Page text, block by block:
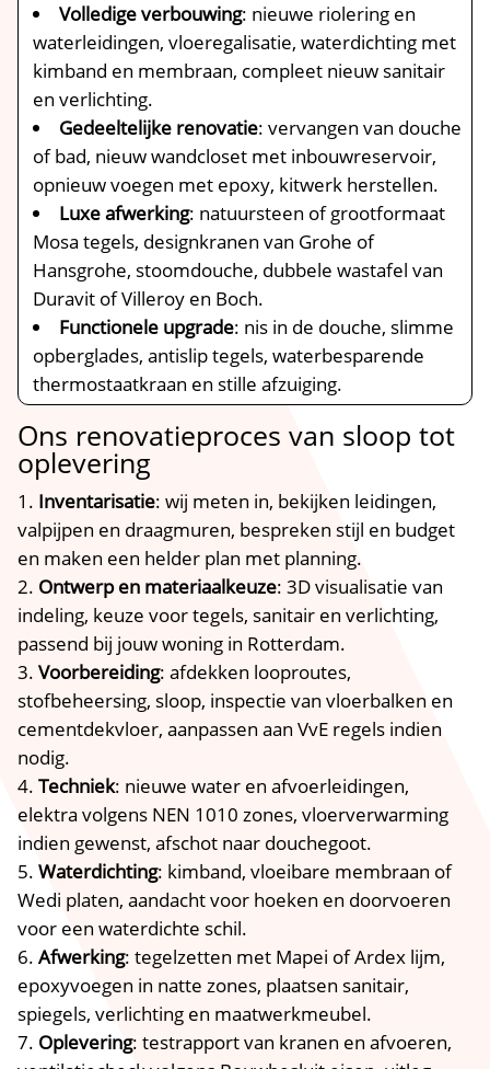
Volledige verbouwing: nieuwe riolering en
waterleidingen, vloeregalisatie, waterdichting met
kimband en membraan, compleet nieuw sanitair
en verlichting.​
Gedeeltelijke renovatie: vervangen van douche
of bad, nieuw wandcloset met inbouwreservoir,
opnieuw voegen met epoxy, kitwerk herstellen.​
Luxe afwerking: natuursteen of grootformaat
Mosa tegels, designkranen van Grohe of
Hansgrohe, stoomdouche, dubbele wastafel van
Duravit of Villeroy en Boch.​
Functionele upgrade: nis in de douche, slimme
opberglades, antislip tegels, waterbesparende
thermostaatkraan en stille afzuiging.​
Ons renovatieproces van sloop tot
oplevering
Inventarisatie: wij meten in, bekijken leidingen,
valpijpen en draagmuren, bespreken stijl en budget
en maken een helder plan met planning.​
Ontwerp en materiaalkeuze: 3D visualisatie van
indeling, keuze voor tegels, sanitair en verlichting,
passend bij jouw woning in Rotterdam.​
Voorbereiding: afdekken looproutes,
stofbeheersing, sloop, inspectie van vloerbalken en
cementdekvloer, aanpassen aan VvE regels indien
nodig.​
Techniek: nieuwe water en afvoerleidingen,
elektra volgens NEN 1010 zones, vloerverwarming
indien gewenst, afschot naar douchegoot.​
Waterdichting: kimband, vloeibare membraan of
Wedi platen, aandacht voor hoeken en doorvoeren
voor een waterdichte schil.​
Afwerking: tegelzetten met Mapei of Ardex lijm,
epoxyvoegen in natte zones, plaatsen sanitair,
spiegels, verlichting en maatwerkmeubel.​
Oplevering: testrapport van kranen en afvoeren,